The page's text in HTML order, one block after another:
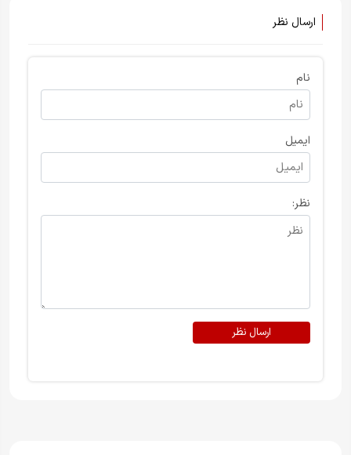
ارسال نظر
نام
ایمیل
نظر:
ارسال نظر